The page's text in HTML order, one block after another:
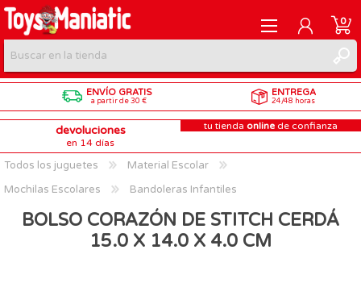
REGISTRARME
INICIAR SESIÓN
0
ENVÍO GRATIS
a partir de 30 €
ENTREGA
24/48 horas
devoluciones
en 14 días
tu tienda online de confianza
Todos los juguetes
Material Escolar
Mochilas Escolares
Bandoleras Infantiles
BOLSO CORAZÓN DE STITCH CERDÁ
15.0 X 14.0 X 4.0 CM